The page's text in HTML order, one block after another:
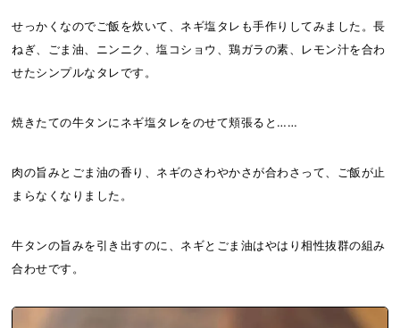
せっかくなのでご飯を炊いて、ネギ塩タレも手作りしてみました。長
ねぎ、ごま油、ニンニク、塩コショウ、鶏ガラの素、レモン汁を合わ
せたシンプルなタレです。
焼きたての牛タンにネギ塩タレをのせて頬張ると……
肉の旨みとごま油の香り、ネギのさわやかさが合わさって、ご飯が止
まらなくなりました。
牛タンの旨みを引き出すのに、ネギとごま油はやはり相性抜群の組み
合わせです。